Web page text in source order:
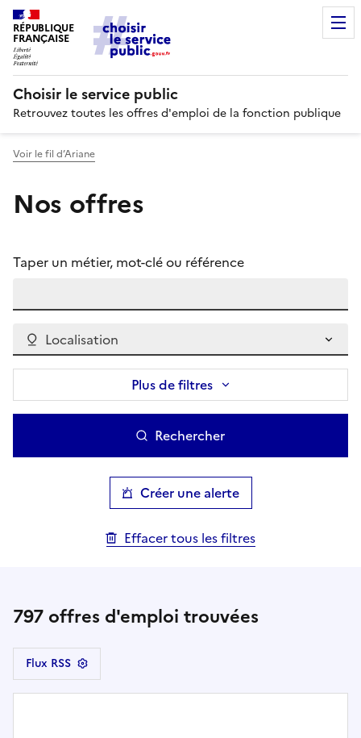
RÉPUBLIQUE
FRANÇAISE
Choisir le service public
Retrouvez toutes les offres d'emploi de la fonction publique
Voir le fil d’Ariane
Nos offres
Taper un métier, mot-clé ou référence
Localisation
Plus de filtres
Rechercher
Créer une alerte
Effacer tous les filtres
797 offres d'emploi trouvées
Flux RSS